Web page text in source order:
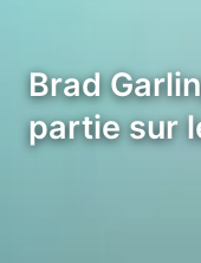
Brad
partie sur